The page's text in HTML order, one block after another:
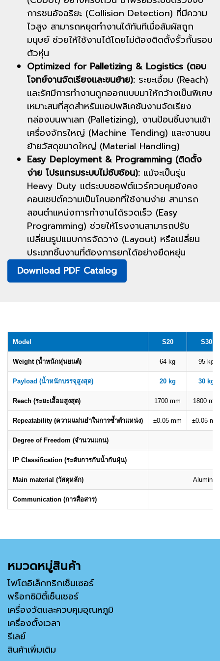
การชนอัจฉริยะ (Collision Detection) ที่มีความ
ไวสูง สามารถหยุดทำงานได้ทันทีเมื่อสัมผัสถูก
มนุษย์ ช่วยให้ใช้งานได้โดยไม่ต้องติดตั้งรั้วกั้นรอบ
ตัวหุ่น
Optimized for Palletizing & Logistics (ตอบ
โจทย์งานจัดเรียงและขนย้าย): ระยะเอื้อม (Reach)
และรัศมีการทำงานถูกออกแบบมาให้กว้างเป็นพิเศษ
เหมาะสมที่สุดสำหรับแอปพลิเคชันงานจัดเรียง
กล่องบนพาเลท (Palletizing), งานป้อนชิ้นงานเข้า
เครื่องจักรใหญ่ (Machine Tending) และงานขน
ย้ายวัสดุขนาดใหญ่ (Material Handling)
Easy Deployment & Programming (ติดตั้ง
ง่าย โปรแกรมระบบไม่ซับซ้อน): แม้จะเป็นรุ่น
Heavy Duty แต่ระบบซอฟต์แวร์ควบคุมยังคง
คอนเซปต์ความเป็นโคบอทที่ใช้งานง่าย สามารถ
สอนตำแหน่งการทำงานได้รวดเร็ว (Easy
Programming) ช่วยให้โรงงานสามารถปรับ
เปลี่ยนรูปแบบการจัดวาง (Layout) หรือเปลี่ยน
ประเภทชิ้นงานที่ต้องการยกได้อย่างยืดหยุ่น
Download PDF Catalog
Model S20 S30
Weight (น้ำหนักหุ่นยนต์) 64 kg 95 kg
Payload (น้ำหนักบรรจุสูงสุด) 20 kg 30 kg
Reach (ระยะเอื้อมสูงสุด) 1700 mm 1800 mm
Repeatability (ความแม่นยำในการซ้ำตำแหน่ง) ±0.05 mm ±0.05 mm
Degree of Freedom (จำนวนแกน)
IP Classification (ระดับการกันน้ำกันฝุ่น)
Main material (วัสดุหลัก)
Communication (การสื่อสาร)
หมวดหมู่สินค้า
โฟโตอิเล็กทริกเซ็นเซอร์
พร็อกซิมิตี้เซ็นเซอร์
เครื่องวัดและควบคุมอุณหภูมิ
เครื่องตั้งเวลา
รีเลย์
สินค้าเพิ่มเติม